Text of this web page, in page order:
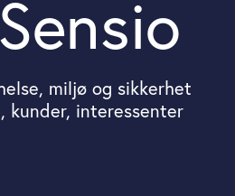
miljø og sikkerhet
kunder, interessenter